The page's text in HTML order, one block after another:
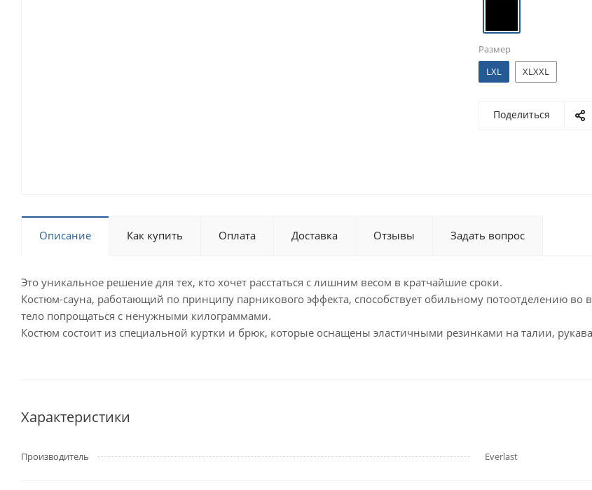
Размер
LXL
XLXXL
Поделиться
Описание Как купить Оплата Доставка Отзывы Задать вопрос
Это уникальное решение для тех, кто хочет расстаться с лишним весом в кратчайшие сроки.
Костюм-сауна, работающий по принципу парникового эффекта, способствует обильному потоотделению во
тело попрощаться с ненужными килограммами.
Костюм состоит из специальной куртки и брюк, которые оснащены эластичными резинками на талии,
Характеристики
Производитель Everlast